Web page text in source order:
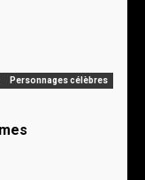
Personnages célèbres